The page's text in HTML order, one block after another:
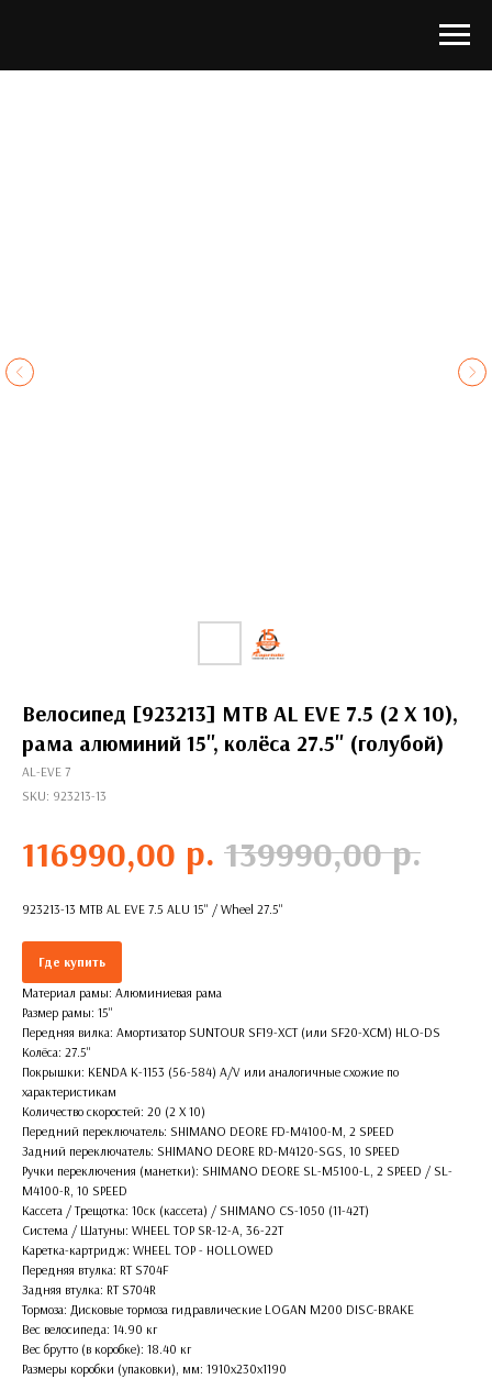
Велосипед [923213] MTB AL EVE 7.5 (2 X 10),
рама алюминий 15'', колёса 27.5'' (голубой)
AL-EVE 7
SKU: 923213-13
116990,00 р. 139990,00 р.
923213-13 MTB AL EVE 7.5 ALU 15'' / Wheel 27.5''
Где купить
Материал рамы: Алюминиевая рама
Размер рамы: 15''
Передняя вилка: Амортизатор SUNTOUR SF19-XCT (или SF20-XCM) HLO-DS
Колёса: 27.5''
Покрышки: KENDA K-1153 (56-584) A/V или аналогичные схожие по
характеристикам
Количество скоростей: 20 (2 X 10)
Передний переключатель: SHIMANO DEORE FD-M4100-M, 2 SPEED
Задний переключатель: SHIMANO DEORE RD-M4120-SGS, 10 SPEED
Ручки переключения (манетки): SHIMANO DEORE SL-M5100-L, 2 SPEED / SL-
M4100-R, 10 SPEED
Кассета / Трещотка: 10ск (кассета) / SHIMANO CS-1050 (11-42T)
Система / Шатуны: WHEEL TOP SR-12-A, 36-22T
Каретка-картридж: WHEEL TOP - HOLLOWED
Передняя втулка: RT S704F
Задняя втулка: RT S704R
Тормоза: Дисковые тормоза гидравлические LOGAN M200 DISC-BRAKE
Вес велосипеда: 14.90 кг
Вес брутто (в коробке): 18.40 кг
Размеры коробки (упаковки), мм: 1910х230х1190